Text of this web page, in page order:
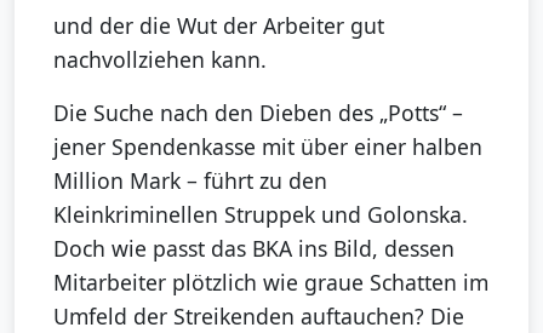
und der die Wut der Arbeiter gut
nachvollziehen kann.
Die Suche nach den Dieben des „Potts“ –
jener Spendenkasse mit über einer halben
Million Mark – führt zu den
Kleinkriminellen Struppek und Golonska.
Doch wie passt das BKA ins Bild, dessen
Mitarbeiter plötzlich wie graue Schatten im
Umfeld der Streikenden auftauchen? Die